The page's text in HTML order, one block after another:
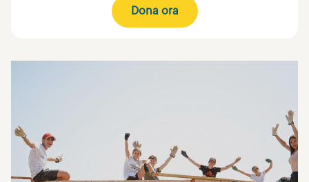
Dona ora